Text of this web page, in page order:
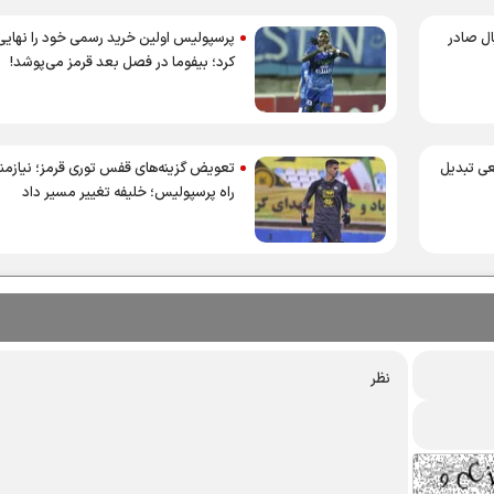
صادر
پرسپولیس اولین خرید رسمی خود را
کرد؛ بیفوما در فصل بعد قرمز می‌پوشد!
تبدیل
تعویض گزینه‌های قفس توری قرمز؛
راه پرسپوليس؛ خليفه تغيير مسير داد